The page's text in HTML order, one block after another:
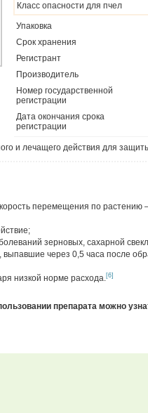
Класс опасности для пчел
Упаковка
Срок хранения
Регистрант
Производитель
Номер государственной
регистрации
Дата окончания срока
регистрации
и лечащего действия для
перемещения по растению
зерновых, сахарной
выпавшие через 0,5 часа после
низкой норме расхода.[6]
препарата можно